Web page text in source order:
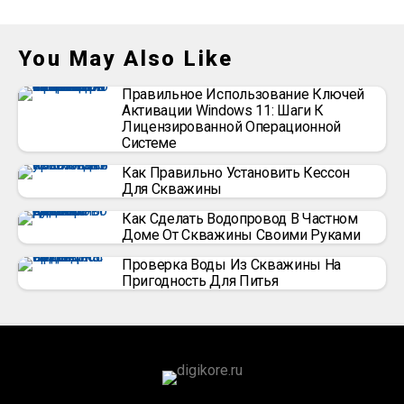
You May Also Like
Правильное Использование Ключей
Активации Windows 11: Шаги К
Лицензированной Операционной
Системе
Как Правильно Установить Кессон
Для Скважины
Как Сделать Водопровод В Частном
Доме От Скважины Своими Руками
Проверка Воды Из Скважины На
Пригодность Для Питья